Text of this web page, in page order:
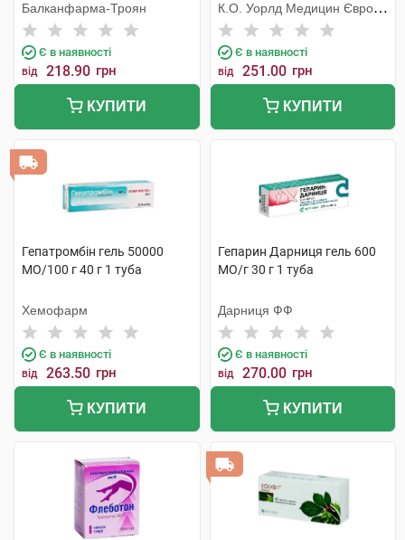
Балканфарма-Троян
Є в наявності
від 218.90 грн
КУПИТИ
К.О. Уорлд Медицин Європа
С.Р.Л.
Є в наявності
від 251.00 грн
КУПИТИ
Гепатромбін гель 50000
МО/100 г 40 г 1 туба
Хемофарм
Є в наявності
від 263.50 грн
КУПИТИ
Гепарин Дарниця гель 600
МО/г 30 г 1 туба
Дарниця ФФ
Є в наявності
від 270.00 грн
КУПИТИ